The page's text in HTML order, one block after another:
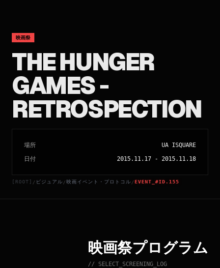
[ROOT] / ビジュアル/映画イベント・プロトコル/EVENT_#ID.155
映画祭
THE HUNGER
GAMES -
RETROSPECTION
場所
UA ISQUARE
日付
2015.11.17 - 2015.11.18
映画祭プログラム
// SELECT_SCREENING_LOG